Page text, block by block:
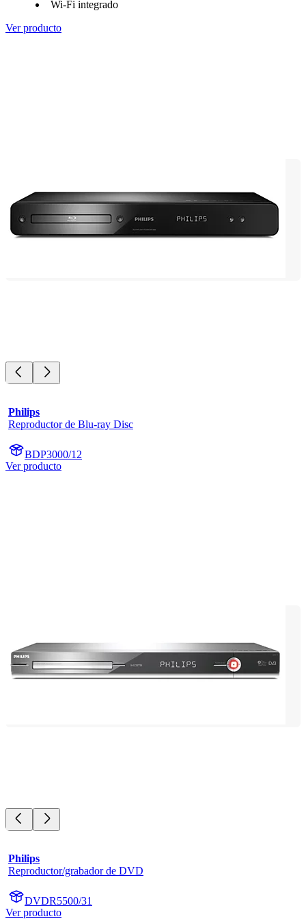
Wi-Fi integrado
Ver producto
Philips
Reproductor de Blu-ray Disc
BDP3000/12
Ver producto
Philips
Reproductor/grabador de DVD
DVDR5500/31
Ver producto